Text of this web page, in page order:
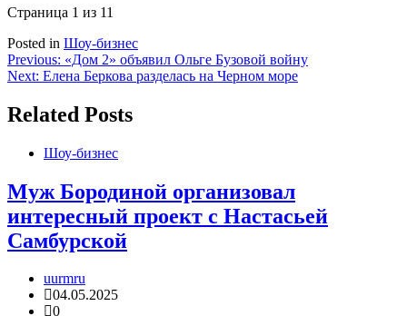
Страница 1 из 11
Posted in Шоу-бизнес
Навигация
по
записям
Previous: «Дом 2» объявил Ольге Бузовой войну
Next: Елена Беркова разделась на Черном море
Related Posts
Шоу-бизнес
Муж Бородиной организовал
интересный проект с Настасьей
Самбурской
uurmru
04.05.2025
0